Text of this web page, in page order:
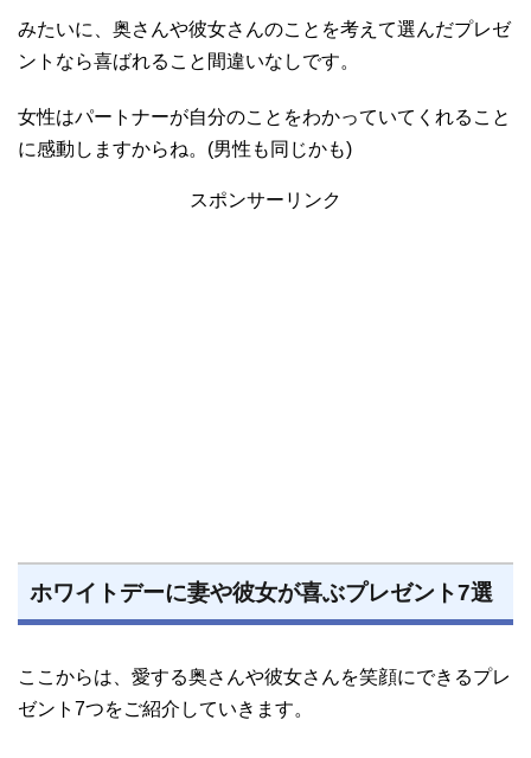
みたいに、奥さんや彼女さんのことを考えて選んだプレゼ
ントなら喜ばれること間違いなしです。
女性はパートナーが自分のことをわかっていてくれること
に感動しますからね。(男性も同じかも)
スポンサーリンク
ホワイトデーに妻や彼女が喜ぶプレゼント7選
ここからは、愛する奥さんや彼女さんを笑顔にできるプレ
ゼント7つをご紹介していきます。